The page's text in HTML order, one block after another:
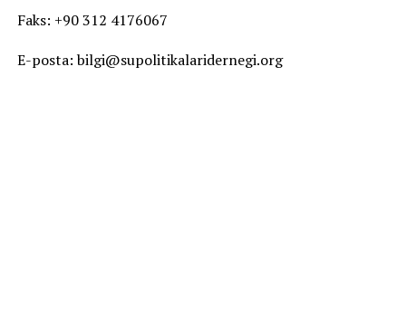
Faks: +90 312 4176067
E-posta: bilgi@supolitikalaridernegi.org